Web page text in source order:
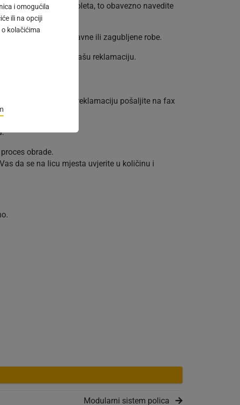
i omogućila
ili na opciji
kolačićima
isporučena sva koleta, to obavezno navedite
isporuka ispravne ili zagubljene robe.
uvažiti Vašu reklamaciju.
izdavanja računa, reklamaciju pošaljite na fax
obrade.
da se na licu mjesta uvjerite u količinu i
Modularni sistem polica